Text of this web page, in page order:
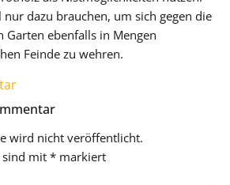
nur dazu brauchen, um sich gegen die
Garten ebenfalls in Mengen
Feinde zu wehren.
wird nicht veröffentlicht.
sind mit * markiert